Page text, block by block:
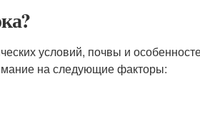
условий, почвы и
на следующие факторы: